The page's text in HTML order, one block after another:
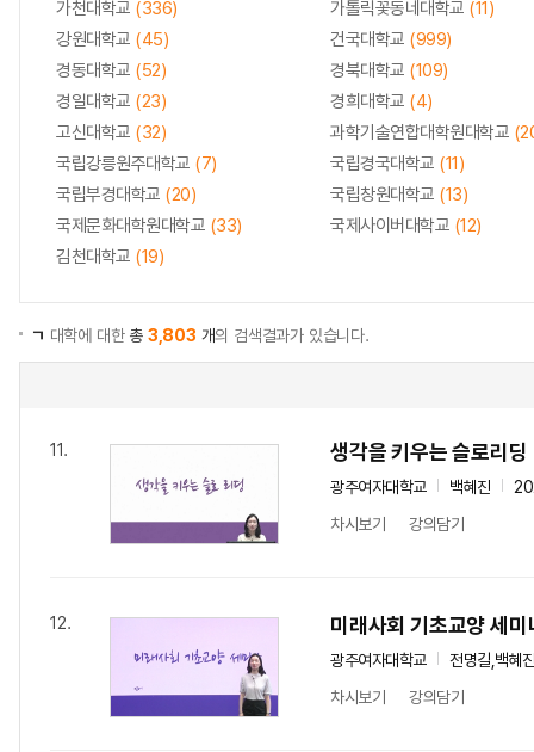
가천대학교 (336) 가톨릭꽃동네대학교 (11)
강원대학교 (45) 건국대학교 (999)
경동대학교 (52) 경북대학교 (109)
경일대학교 (23) 경희대학교 (4)
고신대학교 (32) 과학기술연합대학원대학교
국립강릉원주대학교 (7) 국립경국대학교 (11)
국립부경대학교 (20) 국립창원대학교 (13)
국제문화대학원대학교 (33) 국제사이버대학교 (12)
김천대학교 (19)
ㄱ 대학에 대한총 3,803 개의 검색결과가 있습니다.
11. 생각을 키우는 슬로리딩
광주여자대학교 백혜진
차시보기
강의담기
12. 미래사회 기초교양 세미
광주여자대학교
전명길,백혜
차시보기
강의담기